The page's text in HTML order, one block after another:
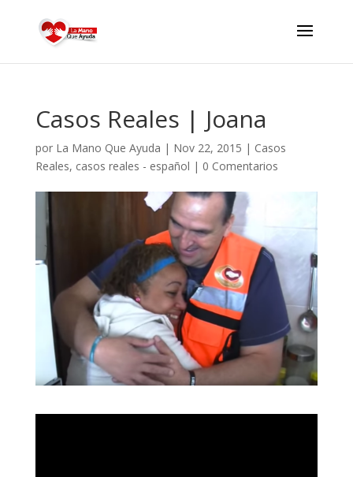
Casos Reales | Joana
por La Mano Que Ayuda | Nov 22, 2015 | Casos
Reales, casos reales - español | 0 Comentarios